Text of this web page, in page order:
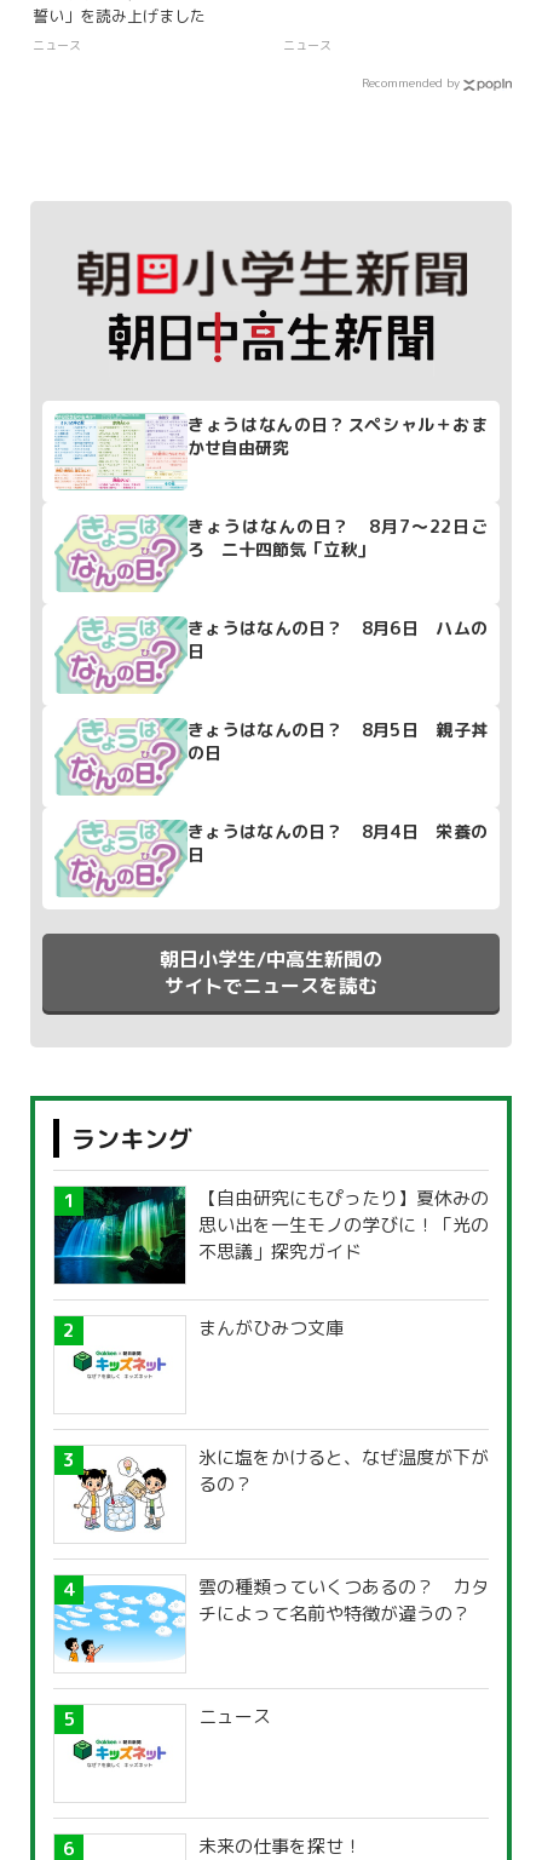
誓い」を読み上げました
ニュース ニュース
Recommended by
きょうはなんの日？スペシャル＋おま
かせ自由研究
きょうはなんの日？ 8月7～22日ご
ろ 二十四節気「立秋」
きょうはなんの日？ 8月6日 ハムの
日
きょうはなんの日？ 8月5日 親子丼
の日
きょうはなんの日？ 8月4日 栄養の
日
朝日小学生/中高生新聞の
サイトでニュースを読む
ランキング
【自由研究にもぴったり】夏休みの
思い出を一生モノの学びに！「光の
不思議」探究ガイド
まんがひみつ文庫
氷に塩をかけると、なぜ温度が下が
るの？
雲の種類っていくつあるの？ カタ
チによって名前や特徴が違うの？
ニュース
未来の仕事を探せ！